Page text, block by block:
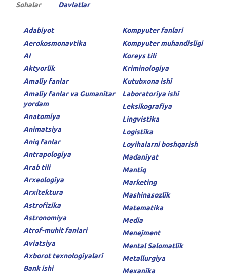
Sohalar Davlatlar
Adabiyot
Aerokosmonavtika
AI
Aktyorlik
Amaliy fanlar
Amaliy fanlar va Gumanitar
yordam
Anatomiya
Animatsiya
Aniq fanlar
Antrapologiya
Arab tili
Arxeologiya
Arxitektura
Astrofizika
Astronomiya
Atrof-muhit fanlari
Aviatsiya
Axborot texnologiyalari
Bank ishi
Kompyuter fanlari
Kompyuter muhandisligi
Koreys tili
Kriminologiya
Kutubxona ishi
Laboratoriya ishi
Leksikografiya
Lingvistika
Logistika
Loyihalarni boshqarish
Madaniyat
Mantiq
Marketing
Mashinasozlik
Matematika
Media
Menejment
Mental Salomatlik
Metallurgiya
Mexanika